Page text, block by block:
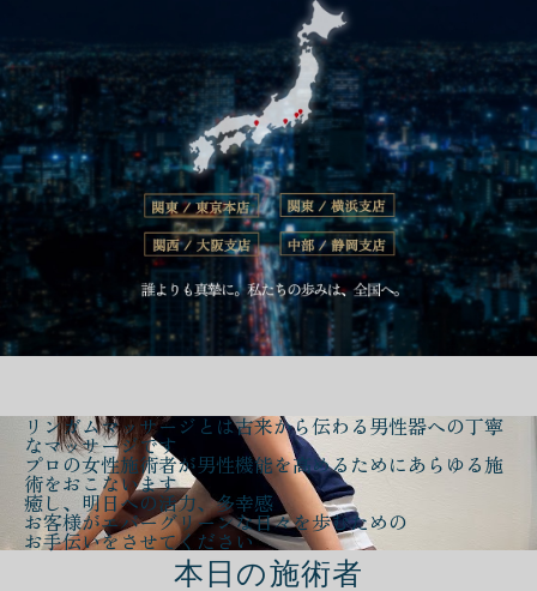
リンガムマッサージとは古来から伝わる男性器への丁寧
なマッサージです
プロの女性施術者が男性機能を高める ためにあらゆる施
術をおこないます
癒し、明日への活力、多幸感
お客様がエバーグリーンな日々を歩むための
お手伝いをさせてください
本日の施術者